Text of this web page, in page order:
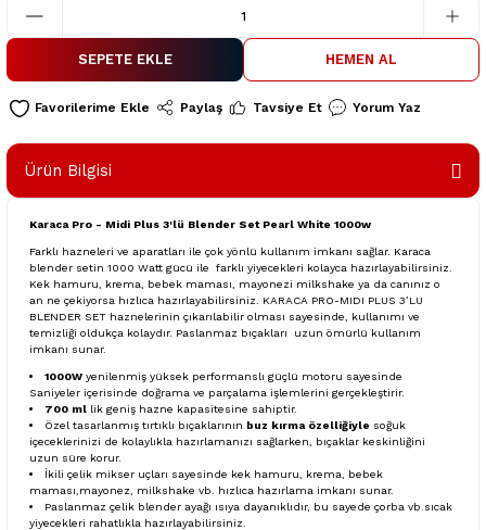
SEPETE EKLE HEMEN AL
Paylaş Tavsiye Et Yorum Yaz
Ürün Bilgisi
Karaca Pro - Midi Plus 3'lü Blender Set Pearl White 1000w
Farklı hazneleri ve aparatları ile çok yönlü kullanım imkanı sağlar. Karaca
blender setin 1000 Watt gücü ile farklı yiyecekleri kolayca hazırlayabilirsiniz.
Kek hamuru, krema, bebek maması, mayonezi milkshake ya da canınız o
an ne çekiyorsa hızlıca hazırlayabilirsiniz. KARACA PRO-MIDI PLUS 3’LU
BLENDER SET haznelerinin çıkarılabilir olması sayesinde, kullanımı ve
temizliği oldukça kolaydır. Paslanmaz bıçakları uzun ömürlü kullanım
imkanı sunar.
1000W yenilenmiş yüksek performanslı güçlü motoru sayesinde
Saniyeler içerisinde doğrama ve parçalama işlemlerini gerçekleştirir.
700 ml lik geniş hazne kapasitesine sahiptir.
Özel tasarlanmış tırtıklı bıçaklarının buz kırma özelliğiyle soğuk
içeceklerinizi de kolaylıkla hazırlamanızı sağlarken, bıçaklar keskinliğini
uzun süre korur.
İkili çelik mikser uçları sayesinde kek hamuru, krema, bebek
maması,mayonez, milkshake vb. hızlıca hazırlama imkanı sunar.
Paslanmaz çelik blender ayağı ısıya dayanıklıdır, bu sayede çorba vb.sıcak
yiyecekleri rahatlıkla hazırlayabilirsiniz.